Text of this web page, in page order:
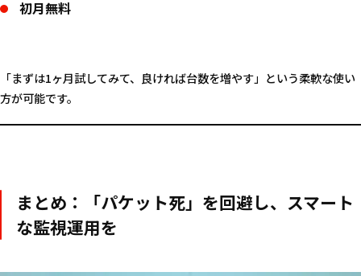
初月無料
「まずは1ヶ月試してみて、良ければ台数を増やす」という柔軟な使い
方が可能です。
まとめ：「パケット死」を回避し、スマート
な監視運用を